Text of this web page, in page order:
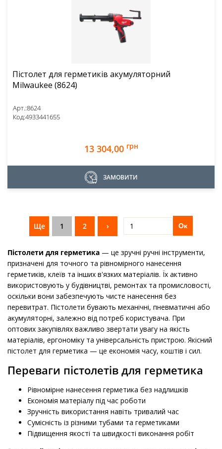
Пістолет для герметиків акумуляторний
Milwaukee (8624)
Арт.:8624
Код:4933441655
13 304,00 грн
ЗАМОВИТИ
Ще 1 2 › Ок
Пістолети для герметика — це зручні ручні інструменти,
призначені для точного та рівномірного нанесення
герметиків, клеїв та інших в'язких матеріалів. Їх активно
використовують у будівництві, ремонтах та промисловості,
оскільки вони забезпечують чисте нанесення без
перевитрат. Пістолети бувають механічні, пневматичні або
акумуляторні, залежно від потреб користувача. При
оптових закупівлях важливо звертати увагу на якість
матеріалів, ергономіку та універсальність пристрою. Якісний
пістолет для герметика — це економія часу, коштів і сил.
Переваги пістолетів для герметика
Рівномірне нанесення герметика без надлишків
Економія матеріалу під час роботи
Зручність використання навіть тривалий час
Сумісність із різними тубами та герметиками
Підвищення якості та швидкості виконання робіт